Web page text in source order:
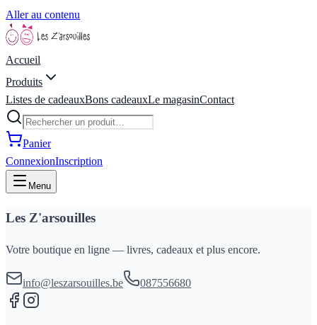
Aller au contenu
Accueil
Produits
Listes de cadeauxBons cadeauxLe magasinContact
Panier
ConnexionInscription
Menu
Les Z'arsouilles
Votre boutique en ligne — livres, cadeaux et plus encore.
info@leszarsouilles.be 087556680